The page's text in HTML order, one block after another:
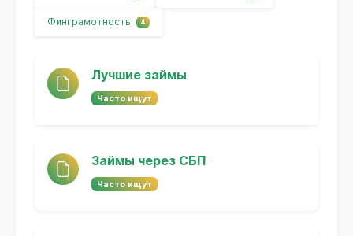
Финграмотность 4
Лучшие займы
Часто ищут
Займы через СБП
Часто ищут